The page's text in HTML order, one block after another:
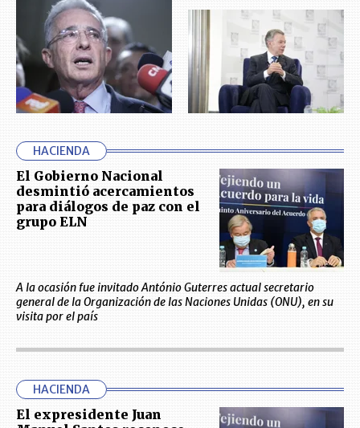
HACIENDA
El Gobierno Nacional
desmintió acercamientos
para diálogos de paz con el
grupo ELN
A la ocasión fue invitado António Guterres actual secretario
general de la Organización de las Naciones Unidas (ONU), en su
visita por el país
HACIENDA
El expresidente Juan